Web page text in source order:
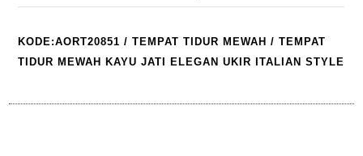
KODE:AORT20851 /TEMPAT TIDUR MEWAH / TEMPAT
TIDUR MEWAH KAYU JATI ELEGAN UKIR ITALIAN STYLE